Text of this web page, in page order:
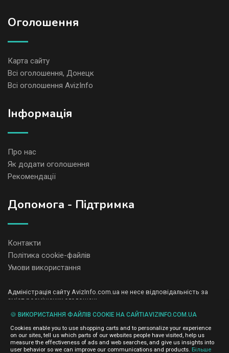
Оголошення
Карта сайту
Всі оголошення, Донецк
Всі оголошення AvizInfo
Iнформація
Про нас
Як додати оголошення
Рекомендації
Допомога - Підтримка
Контакти
Політика cookie-файлів
Умови використання
Адміністрація сайту AvizInfo.com.ua не несе відповідальність за
зміст розміщених оголошень.
і не продаємо особисту інформацію зареєстрованих користувачів
AvizInfo.com.ua третім особам. Ми не відповідаємо за правила
конфіденційності сайтів на які посилається AvizInfo.com.ua. На
деяких сторінках нашого сайту представлена реклама Google
Adsense Advertising Network. Щоб дізнатися детальніше про
🍪 ВИКОРИСТАННЯ ФАЙЛІВ COOKIE НА САЙТІAVIZINFO.COM.UA
Cookies enable you to use shopping carts and to personalize your experience
on our sites, tell us which parts of our websites people have visited, help us
measure the effectiveness of ads and web searches, and give us insights into
user behavior so we can improve our communications and products. Більше